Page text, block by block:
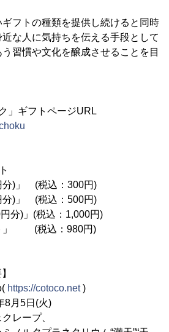
フトの種類を提供し続けると同時
な人に気持ちを伝える手段として
習慣や文化を醸成させることを目
」ギフトページURL
分)」 (税込：300円)
分)」 (税込：500円)
分)」(税込：1,000円)
ト」 (税込：980円)
https://cotoco.net)
8月5日(火)
レープ、